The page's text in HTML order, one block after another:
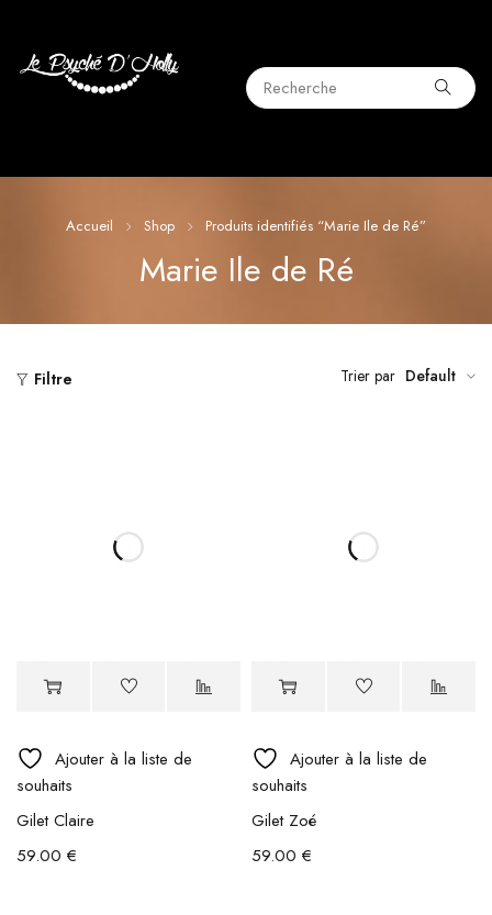
Marie Ile de Ré
Accueil Shop Produits identifiés “Marie Ile de Ré”
Filtre Trier par Default
Ajouter à la liste de
souhaits
Gilet Claire
59.00 €
Ajouter à la liste de
souhaits
Gilet Zoé
59.00 €